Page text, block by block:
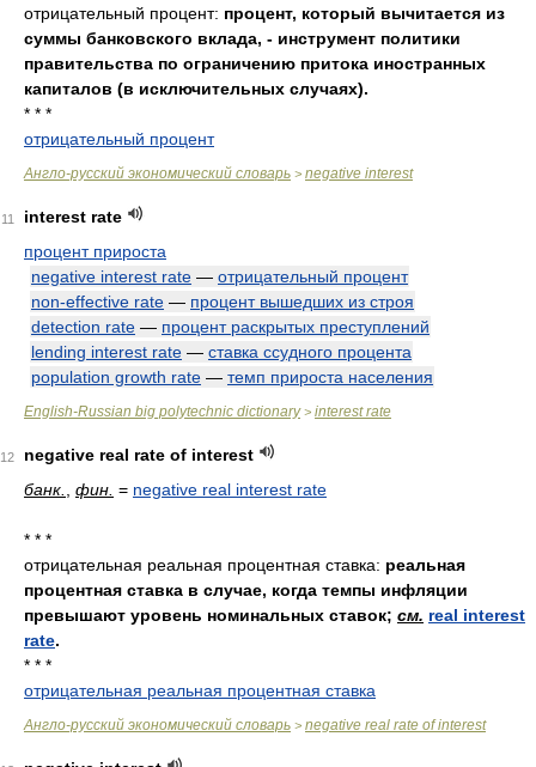
отрицательный процент: процент, который вычитается из
суммы банковского вклада, - инструмент политики
правительства по ограничению притока иностранных
капиталов (в исключительных случаях).
* * *
отрицательный процент
Англо-русский экономический словарь > negative interest
11
interest rate
процент прироста
negative interest rate — отрицательный процент
non-effective rate — процент вышедших из строя
detection rate — процент раскрытых преступлений
lending interest rate — ставка ссудного процента
population growth rate — темп прироста населения
English-Russian big polytechnic dictionary> interest rate
12
negative real rate of interest
банк.
фин. = negative real interest rate
* * *
отрицательная реальная процентная ставка: реальная
процентная ставка в случае, когда темпы инфляции
превышают уровень номинальных ставок; см. real interest
rate.
* * *
отрицательная реальная процентная ставка
Англо-русский экономический словарь > negative real rate of interest